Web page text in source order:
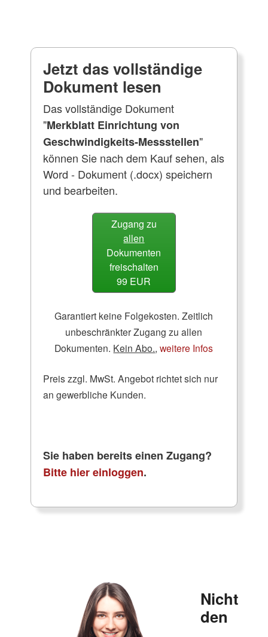
Jetzt das vollständige
Dokument lesen
Das vollständige Dokument
"Merkblatt Einrichtung von
Geschwindigkeits-Messstellen"
können Sie nach dem Kauf sehen, als
Word - Dokument (.docx) speichern
und bearbeiten.
Zugang zu
allen
Dokumenten
freischalten
99 EUR
Garantiert keine Folgekosten. Zeitlich
unbeschränkter Zugang zu allen
Dokumenten. Kein Abo.,weitere Infos
Preis zzgl. MwSt. Angebot richtet sich nur
an gewerbliche Kunden.
Sie haben bereits einen Zugang?
Bitte hier einloggen.
Nicht
den